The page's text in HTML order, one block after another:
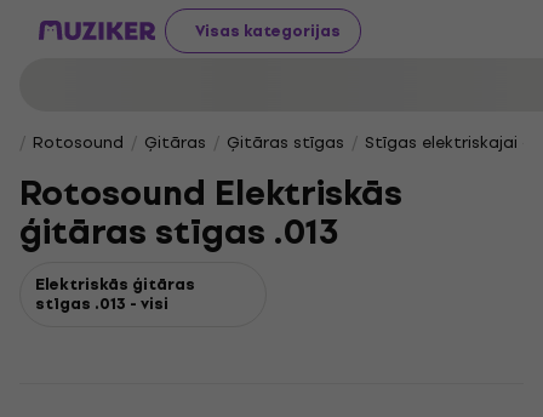
Visas kategorijas
Rotosound Ģitāras Ģitāras stīgas Stīgas elektriskajai
Rotosound Elektriskās
ģitāras stīgas .013
Elektriskās ģitāras
stīgas .013 - visi